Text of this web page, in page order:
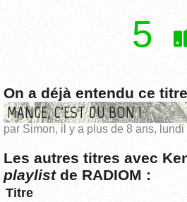
5
On a déjà entendu ce
MANGE, C'EST DU BON !
par Simon, il y a plus de 8 ans, lundi
Les autres titres avec
playlistde RADIOM :
Titre